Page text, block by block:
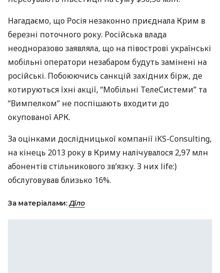
Нагадаємо, що Росія незаконно приєднала Крим в
березні поточного року. Російська влада
неодноразово заявляла, що на півострові українські
мобільні оператори незабаром будуть замінені на
російські. Побоюючись санкцій західних бірж, де
котируються їхні акції, “Мобільні ТелеСистеми” та
“Вимпелком” не поспішають входити до
окупованої АРК.
За оцінками дослідницької компанії iKS-Consulting,
на кінець 2013 року в Криму налічувалося 2,97 млн
абонентів стільникового зв’язку. З них life:)
обслуговував близько 16%.
За матеріалами:Діло